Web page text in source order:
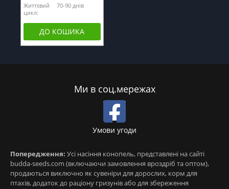
Життєвий
цикл:
70-90 днів
ДО КОШИКА
Ми в соц.мережах
Умови угоди
Попередження: Усі насіння конопель, представлені на сайті
budda-seeds.com (включаючи замовлення вроздріб та оптом),
продаються виключно як сувеніри для дорослих, корм для
птахів, додаток до раціону гризунів або для збереження